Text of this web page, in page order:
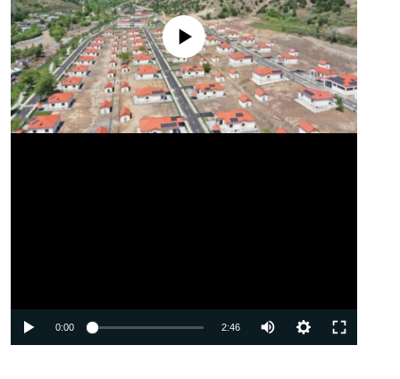
No media source currently available
0:00 2:46